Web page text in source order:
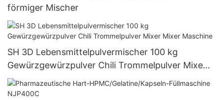
förmiger Mischer
SH 3D Lebensmittelpulvermischer 100 kg
Gewürzgewürzpulver Chili Trommelpulver Mixer
Mixer Maschine